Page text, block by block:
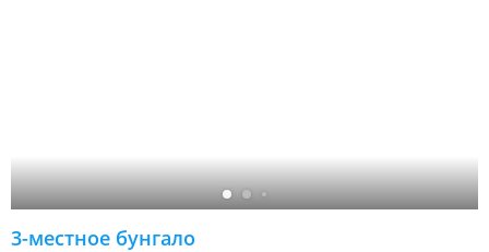
3-местное бунгало